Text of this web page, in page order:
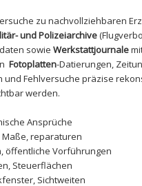
zu nachvollziehbaren
⁤und Polizeiarchive
sowie Werkstattjournale
Fotoplatten-Datierungen,
⁣Fehlversuche präzise
werden.
​Ansprüche
reparaturen
öffentliche Vorführungen
Steuerflächen
Sichtweiten